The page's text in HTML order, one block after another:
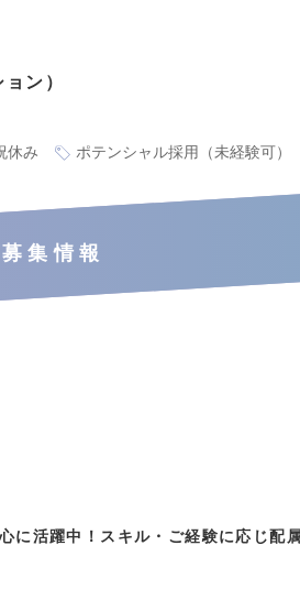
ョン
休み ポテンシャル採用（未経験可）
募集情報
に活躍中！スキル・ご経験に応じ配